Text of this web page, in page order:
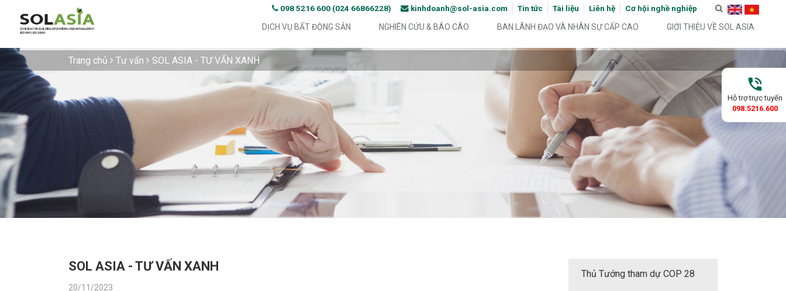
098 5216 600 (024 66866228) kinhdoanh@sol-asia.com Tin tức Tài liệu Liên hệ
Cơ hội nghề nghiệp
DỊCH VỤ BẤT ĐỘNG SẢN
NGHIÊN CỨU & BÁO CÁO BAN LÃNH ĐẠO VÀ NHÂN SỰ CẤP CAO GIỚI THIỆU VỀ SOL ASIA
phone_in_talk
Hỗ trợ trực tuyến
098.5216.600
Trang chủ Tư vấn SOL ASIA - TƯ VẤN XANH
SOL ASIA - TƯ VẤN XANH
20/11/2023
Thủ Tướng tham dự COP 28